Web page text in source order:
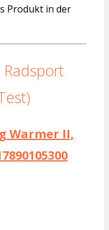
Produkt in der
Warmer II,